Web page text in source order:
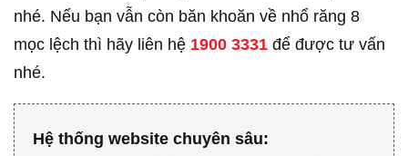
nhé. Nếu bạn vẫn còn băn khoăn về nhổ răng 8
mọc lệch thì hãy liên hệ 1900 3331 để được tư vấn
nhé.
Hệ thống website chuyên sâu: